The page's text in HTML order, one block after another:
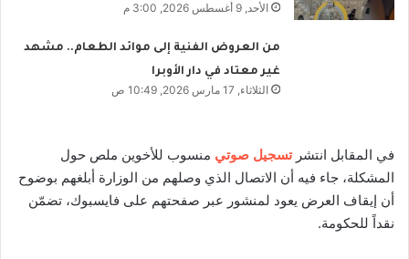
الأحد, 9 أغسطس 2026, 3:00 م
من العروض الفنية إلى موائد الطعام.. مشهد
غير معتاد في دار الأوبرا
الثلاثاء, 17 مارس 2026, 10:49 ص
في المقابل انتشرتسجيل صوتي منسوب للأخوين ملص حول
المشكلة، جاء فيه أن الاتصال الذي وصلهم من الوزارة أبلغهم بوضوح
أن إيقاف العرض يعود لمنشور عبر صفحتهم على فايسبوك، تضمّن
نقداً للحكومة.